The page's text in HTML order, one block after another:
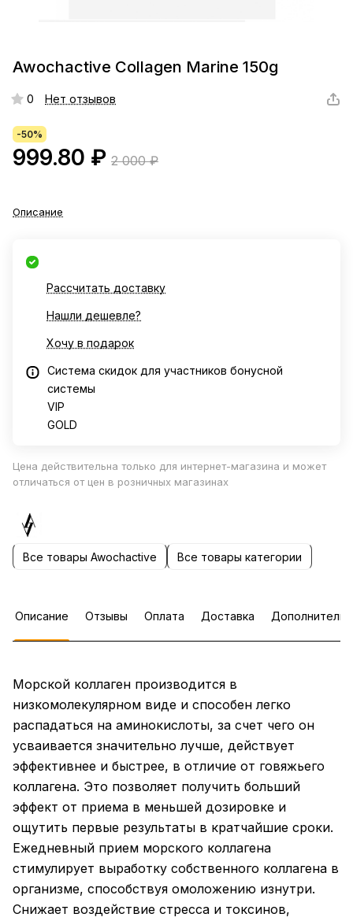
Awochactive Collagen Marine 150g
0 Нет отзывов
-50%
999.80 ₽ 2 000 ₽
Описание
Рассчитать доставку
Нашли дешевле?
Хочу в подарок
Система скидок для участников бонусной
системы
VIP
GOLD
Цена действительна только для интернет-магазина и может
отличаться от цен в розничных магазинах
Все товары Awochactive Все товары категории
Описание Отзывы Оплата Доставка
Морской коллаген производится в
низкомолекулярном виде и способен легко
распадаться на аминокислоты, за счет чего он
усваивается значительно лучше, действует
эффективнее и быстрее, в отличие от говяжьего
коллагена. Это позволяет получить больший
эффект от приема в меньшей дозировке и
ощутить первые результаты в кратчайшие сроки.
Ежедневный прием морского коллагена
стимулирует выработку собственного коллагена в
организме, способствуя омоложению изнутри.
Снижает воздействие стресса и токсинов,